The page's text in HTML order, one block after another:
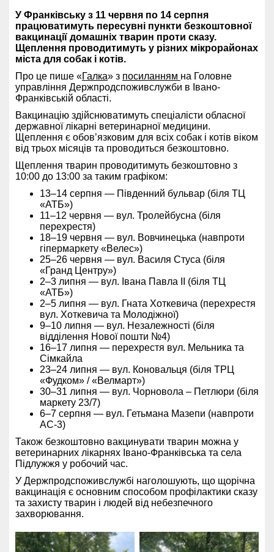
У Франківську з 11 червня по 14 серпня
працюватимуть пересувні пункти безкоштовної
вакцинації домашніх тварин проти сказу.
Щеплення проводитимуть у різних мікрорайонах
міста для собак і котів.
Про це пише «Галка» з посиланням на Головне
управління Держпродспоживслужби в Івано-
Франківській області.
Вакцинацію здійснюватимуть спеціалісти обласної
державної лікарні ветеринарної медицини.
Щеплення є обов’язковим для всіх собак і котів віком
від трьох місяців та проводиться безкоштовно.
Щеплення тварин проводитимуть безкоштовно з
10:00 до 13:00 за таким графіком:
13–14 серпня — Південний бульвар (біля ТЦ
«АТБ»)
11–12 червня — вул. Тролейбусна (біля
перехрестя)
18–19 червня — вул. Вовчинецька (навпроти
гіпермаркету «Велес»)
25–26 червня — вул. Василя Стуса (біля
«Гранд Центру»)
2–3 липня — вул. Івана Павла ІІ (біля ТЦ
«АТБ»)
2–5 липня — вул. Гната Хоткевича (перехрестя
вул. Хоткевича та Молодіжної)
9–10 липня — вул. Незалежності (біля
відділення Нової пошти №4)
16–17 липня — перехрестя вул. Мельника та
Сімкайла
23–24 липня — вул. Коновальця (біля ТРЦ
«Фудком» / «Велмарт»)
30–31 липня — вул. Чорновола – Петлюри (біля
маркету 23/7)
6–7 серпня — вул. Гетьмана Мазепи (навпроти
АС-3)
Також безкоштовно вакцинувати тварин можна у
ветеринарних лікарнях Івано-Франківська та села
Підлужжя у робочий час.
У Держпродспоживслужбі наголошують, що щорічна
вакцинація є основним способом профілактики сказу
та захисту тварин і людей від небезпечного
захворювання.